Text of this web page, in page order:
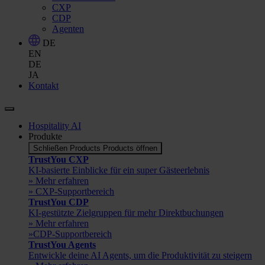
CXP
CDP
Agenten
DE
EN
DE
JA
Kontakt
Hospitality AI
Produkte
Schließen Products Products öffnen
TrustYou CXP
KI-basierte Einblicke für ein super Gästeerlebnis
» Mehr erfahren
» CXP-Supportbereich
TrustYou CDP
KI-gestützte Zielgruppen für mehr Direktbuchungen
» Mehr erfahren
»CDP-Supportbereich
TrustYou Agents
Entwickle deine AI Agents, um die Produktivität zu steigern